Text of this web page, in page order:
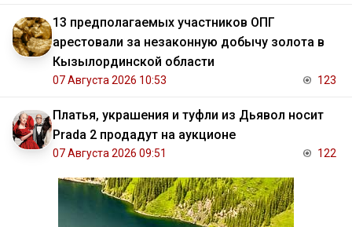
13 предполагаемых участников ОПГ
арестовали за незаконную добычу золота в
Кызылординской области
07 Августа 2026 10:53 123
Платья, украшения и туфли из Дьявол носит
Prada 2 продадут на аукционе
07 Августа 2026 09:51 122